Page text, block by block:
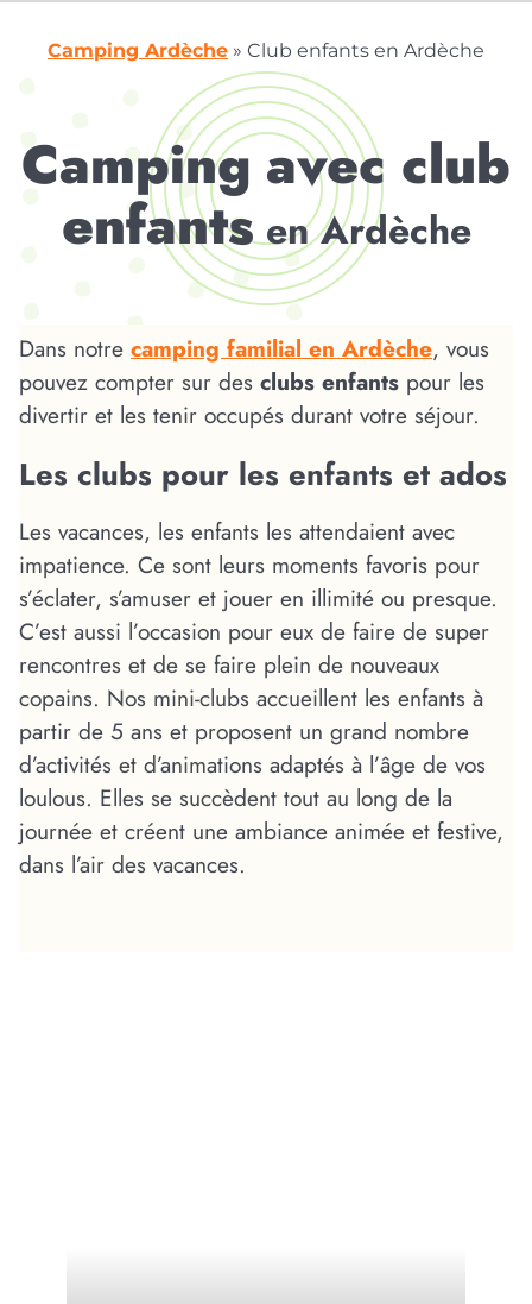
Camping Ardèche » Club enfants en Ardèche
Camping avec club
enfantsen Ardèche
Dans notre camping familial en Ardèche, vous
pouvez compter sur des clubs enfants pour les
divertir et les tenir occupés durant votre séjour.
Les clubs pour les enfants et ados
Les vacances, les enfants les attendaient avec
impatience. Ce sont leurs moments favoris pour
s’éclater, s’amuser et jouer en illimité ou presque.
C’est aussi l’occasion pour eux de faire de super
rencontres et de se faire plein de nouveaux
copains. Nos mini-clubs accueillent les enfants à
partir de 5 ans et proposent un grand nombre
d’activités et d’animations adaptés à l’âge de vos
loulous. Elles se succèdent tout au long de la
journée et créent une ambiance animée et festive,
dans l’air des vacances.